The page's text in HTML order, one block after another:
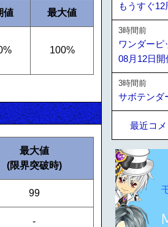
値 最大値
100%
最大値
(限界突破時)
99
-
もうすぐ
3時間前
ワンダーピ
08月12日開
3時間前
サボテンダ
最近コ